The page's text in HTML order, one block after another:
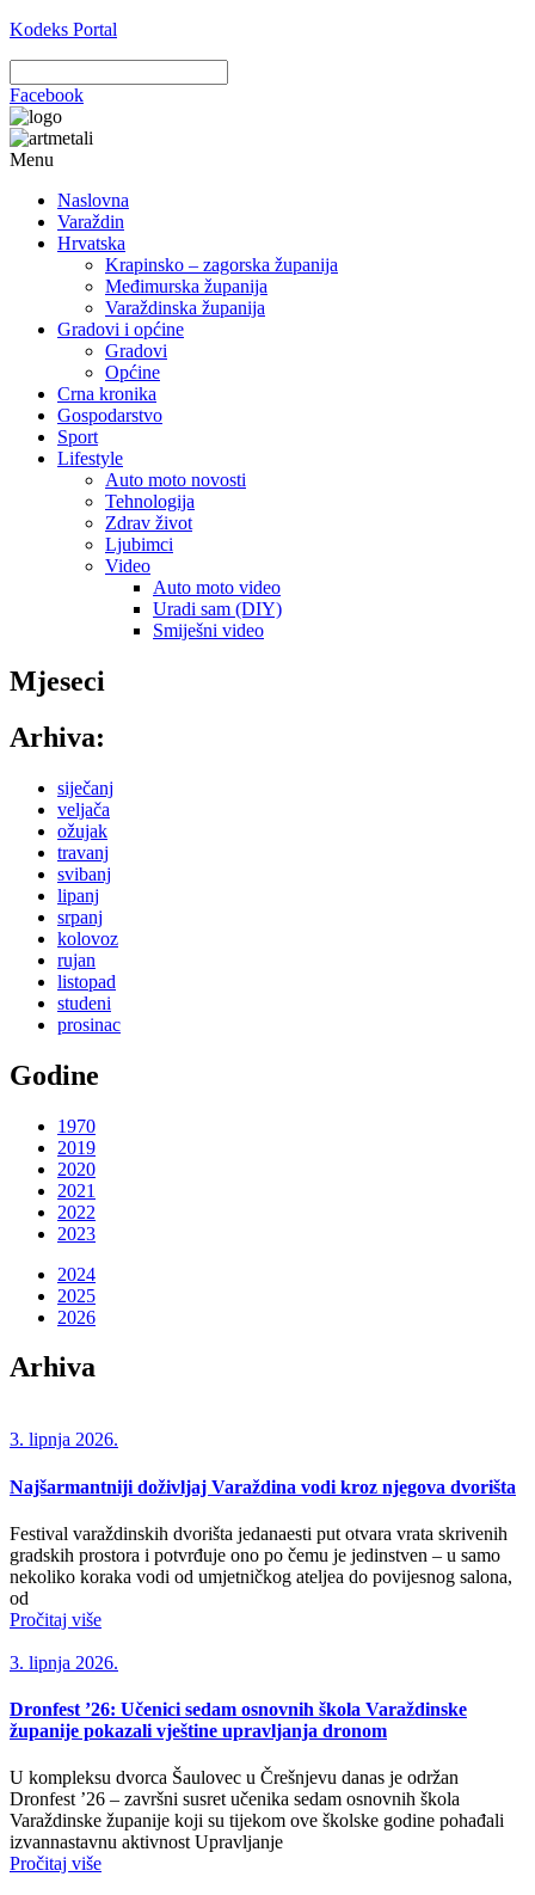
Kodeks Portal
Facebook
Menu
Naslovna
Varaždin
Hrvatska
Krapinsko – zagorska županija
Međimurska županija
Varaždinska županija
Gradovi i općine
Gradovi
Općine
Crna kronika
Gospodarstvo
Sport
Lifestyle
Auto moto novosti
Tehnologija
Zdrav život
Ljubimci
Video
Auto moto video
Uradi sam (DIY)
Smiješni video
Mjeseci
Arhiva:
siječanj
veljača
ožujak
travanj
svibanj
lipanj
srpanj
kolovoz
rujan
listopad
studeni
prosinac
Godine
1970
2019
2020
2021
2022
2023
2024
2025
2026
Arhiva
3. lipnja 2026.
Najšarmantniji doživljaj Varaždina vodi kroz njegova dvorišta
Festival varaždinskih dvorišta jedanaesti put otvara vrata skrivenih
gradskih prostora i potvrđuje ono po čemu je jedinstven – u samo
nekoliko koraka vodi od umjetničkog ateljea do povijesnog salona,
od
Pročitaj više
3. lipnja 2026.
Dronfest ’26: Učenici sedam osnovnih škola Varaždinske
županije pokazali vještine upravljanja dronom
U kompleksu dvorca Šaulovec u Črešnjevu danas je održan
Dronfest ’26 – završni susret učenika sedam osnovnih škola
Varaždinske županije koji su tijekom ove školske godine pohađali
izvannastavnu aktivnost Upravljanje
Pročitaj više